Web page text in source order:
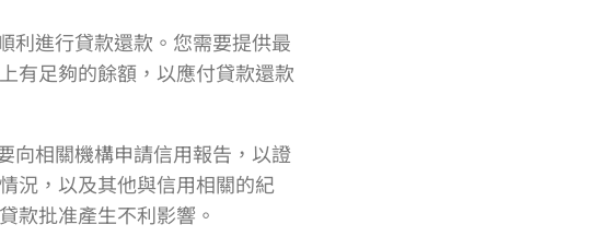
利進行貸款還款。您需要提供最
有足夠的餘額，以應付貸款還款
向相關機構申請信用報告，以證
況，以及其他與信用相關的紀
款批准產生不利影響。